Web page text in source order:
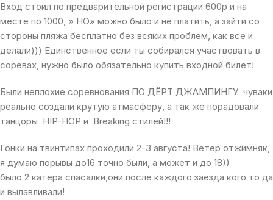
Вход стоил по предварительной регистрации 600р и на
месте по 1000, » НО» можно было и не платить, а зайти со
стороны пляжа бесплатно без всяких проблем, как все и
делали))) Единственное если ты собирался участвовать в
соревах, нужно было обязательно купить входной билет!
Были неплохие соревнования ПО ДЁРТ ДЖАМПИНГУ чуваки
реально создали крутую атмасферу, а так же порадовали
танцоры HIP-HOP и Breaking стилей!!!
Гонки на твинтипах проходили 2-3 августа! Ветер отжимняк,
я думаю порывы до16 точно были, а может и до 18))
было 2 катера спасалки,они после каждого заезда кого то да
и вылавливали!